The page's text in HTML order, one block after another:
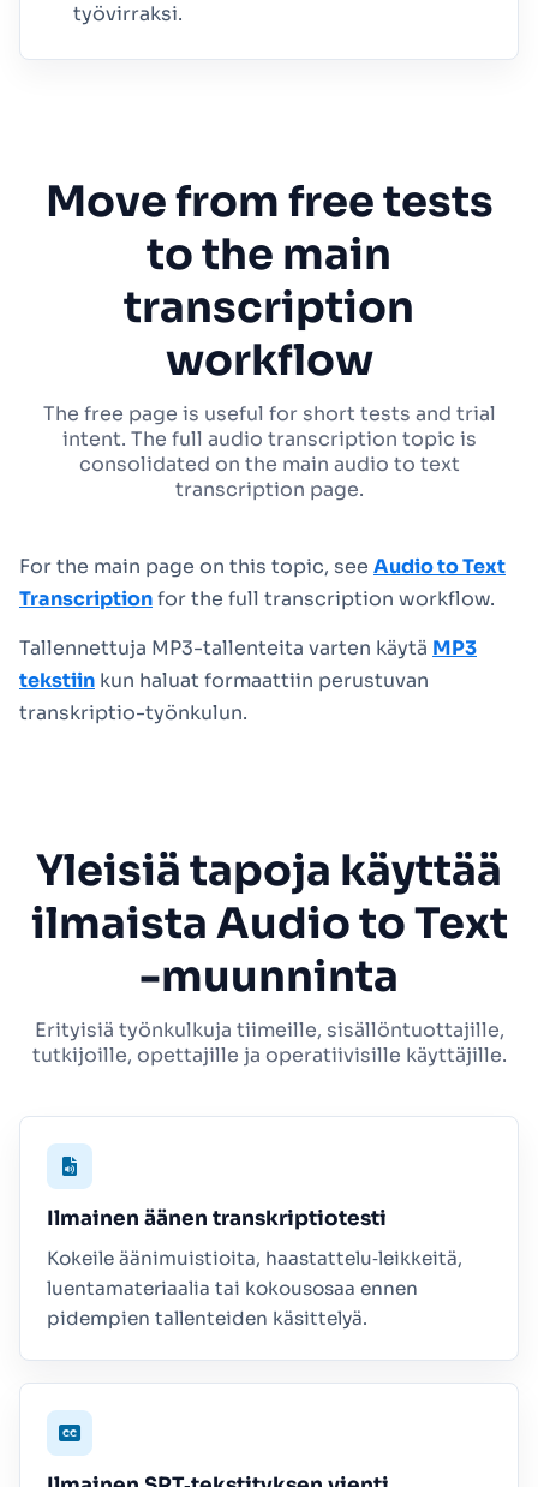
työvirraksi.
Move from free tests
to the main
transcription
workflow
The free page is useful for short tests and trial
intent. The full audio transcription topic is
consolidated on the main audio to text
transcription page.
For the main page on this topic, see Audio to Text
Transcriptionfor the full transcription workflow.
Tallennettuja MP3-tallenteita varten käytä MP3
tekstiin kun haluat formaattiin perustuvan
transkriptio-työnkulun.
Yleisiä tapoja käyttää
ilmaista Audio to Text
-muunninta
Erityisiä työnkulkuja tiimeille, sisällöntuottajille,
tutkijoille, opettajille ja operatiivisille käyttäjille.
Ilmainen äänen transkriptio­testi
Kokeile äänimuistioita, haastattelu‑leikkeitä,
luentamateriaalia tai kokousosaa ennen
pidempien tallenteiden käsittelyä.